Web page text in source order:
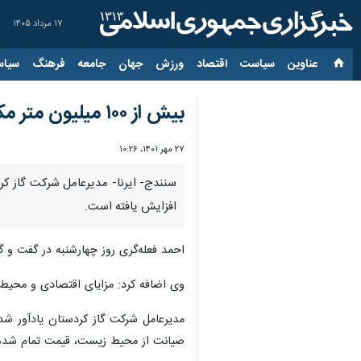
۱۷ مرداد ۱۴۰۵
عناوین‌ سیاست اقتصاد ورزش جهان جامعه فرهنگ
بیش از ۱۰۰ میلیون متر مکعب گاز سی‌ان جی در کردستان مصرف شد
۲۷ مهر ۱۴۰۱، ۱۰:۲۶